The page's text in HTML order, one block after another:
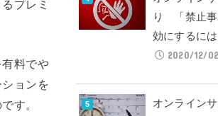
プレミ
料でや
ョンを
す。
り 「禁止事
効にするには
2020/12/02
オンライン